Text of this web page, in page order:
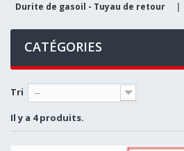
Durite de gasoil - Tuyau de retour
|
CATÉGORIES
Tri --
Il y a 4 produits.